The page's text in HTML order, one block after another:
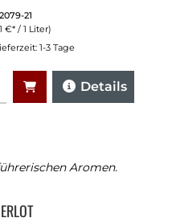
21
€* / 1 Liter)
1-3 Tage
Details
Aromen.